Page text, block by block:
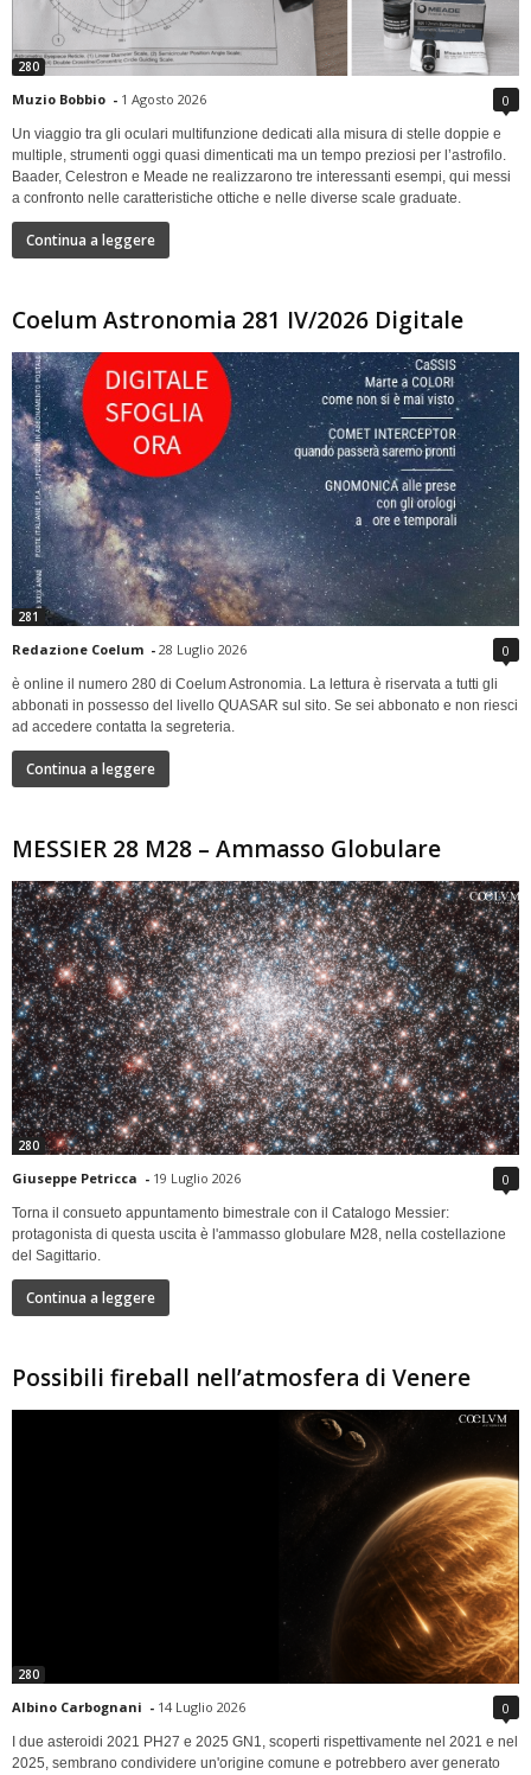
280
Muzio Bobbio - 1 Agosto 2026 0
Un viaggio tra gli oculari multifunzione dedicati alla misura di stelle doppie e
multiple, strumenti oggi quasi dimenticati ma un tempo preziosi per l’astrofilo.
Baader, Celestron e Meade ne realizzarono tre interessanti esempi, qui messi
a confronto nelle caratteristiche ottiche e nelle diverse scale graduate.
Continua a leggere
Coelum Astronomia 281 IV/2026 Digitale
281
Redazione Coelum - 28 Luglio 2026 0
è online il numero 280 di Coelum Astronomia. La lettura è riservata a tutti gli
abbonati in possesso del livello QUASAR sul sito. Se sei abbonato e non riesci
ad accedere contatta la segreteria.
Continua a leggere
MESSIER 28 M28 – Ammasso Globulare
280
Giuseppe Petricca - 19 Luglio 2026 0
Torna il consueto appuntamento bimestrale con il Catalogo Messier:
protagonista di questa uscita è l'ammasso globulare M28, nella costellazione
del Sagittario.
Continua a leggere
Possibili fireball nell’atmosfera di Venere
280
Albino Carbognani - 14 Luglio 2026 0
I due asteroidi 2021 PH27 e 2025 GN1, scoperti rispettivamente nel 2021 e nel
2025, sembrano condividere un'origine comune e potrebbero aver generato